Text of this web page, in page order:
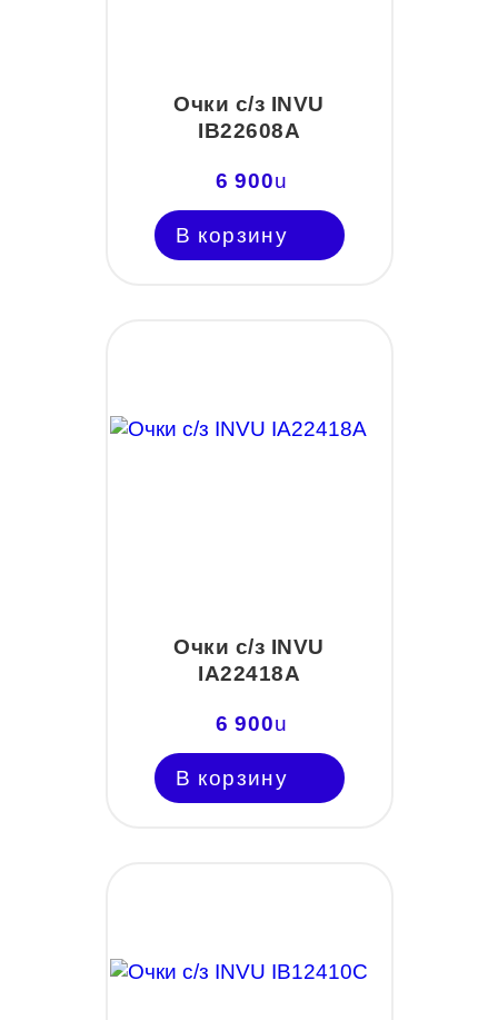
Очки с/з INVU
IB22608A
6 900u
В корзину
Очки с/з INVU
IA22418A
6 900u
В корзину